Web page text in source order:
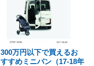
300万円以下で買えるお
すすめミニバン（17-18年